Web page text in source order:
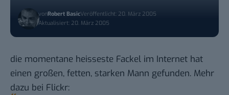
vonRobert BasicVeröffentlicht: 20. März 2005
Aktualisiert: 20. März 2005
die momentane heisseste Fackel im Internet hat
einen großen, fetten, starken Mann gefunden. Mehr
dazu bei Flickr: